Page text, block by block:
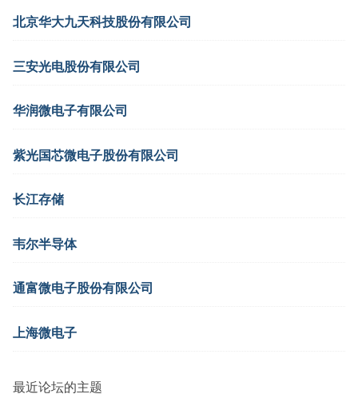
北京华大九天科技股份有限公司
三安光电股份有限公司
华润微电子有限公司
紫光国芯微电子股份有限公司
长江存储
韦尔半导体
通富微电子股份有限公司
上海微电子
最近论坛的主题